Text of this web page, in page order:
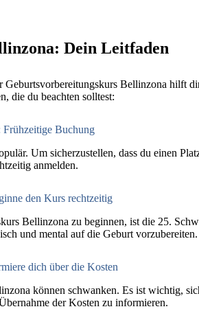
Dein Leitfaden
Geburtsvorbereitungskurs Bellinzona hilft
die du beachten solltest:
Frühzeitige Buchung
Um sicherzustellen, dass du einen
anmelden.
den Kurs rechtzeitig
Bellinzona zu beginnen, ist die 25.
und mental auf die Geburt vorzubereiten.
dich über die Kosten
können schwanken. Es ist wichtig,
der Kosten zu informieren.